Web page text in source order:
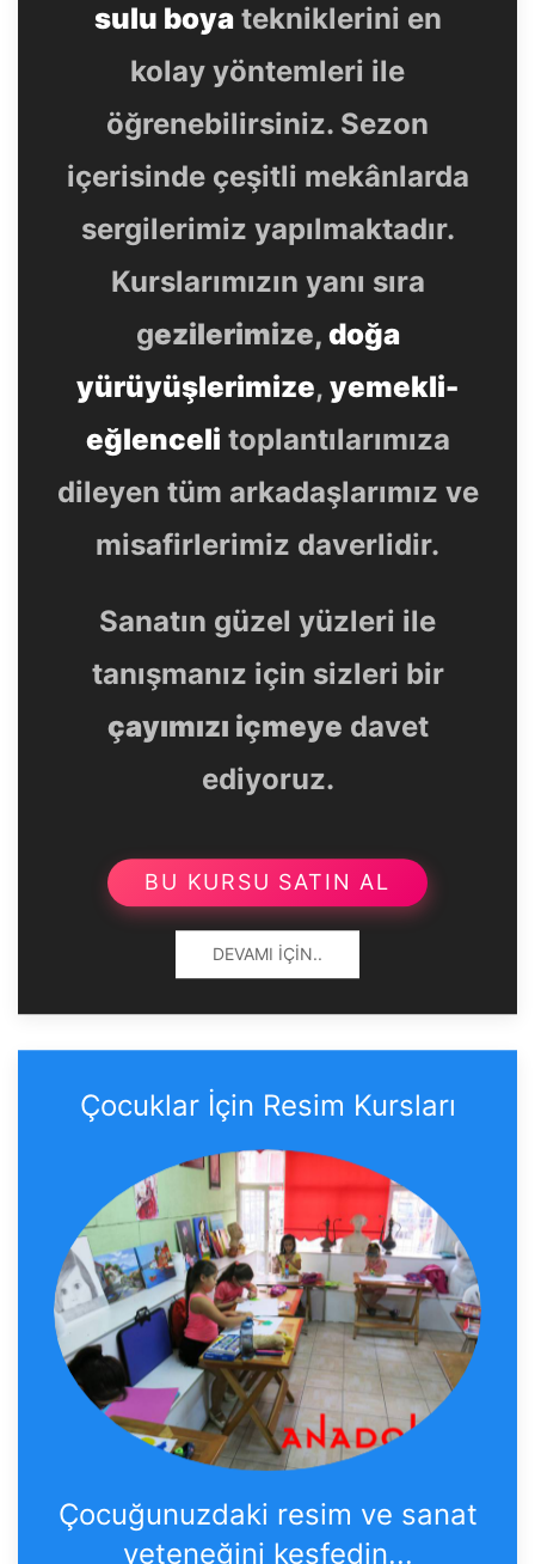
sulu boyatekniklerini en
kolay yöntemleri ile
öğrenebilirsiniz. Sezon
içerisinde çeşitli mekânlarda
sergilerimiz yapılmaktadır.
Kurslarımızın yanı sıra
gezilerimize, doğa
yürüyüşlerimize, yemekli-
eğlenceli toplantılarımıza
dileyen tüm arkadaşlarımız ve
misafirlerimiz daverlidir.
Sanatın güzel yüzleri ile
tanışmanız için sizleri bir
çayımızı içmeye davet
ediyoruz.
BU KURSU SATIN AL
DEVAMI İÇIN..
Çocuklar İçin Resim Kursları
Çocuğunuzdaki resim ve sanat
yeteneğini keşfedin...